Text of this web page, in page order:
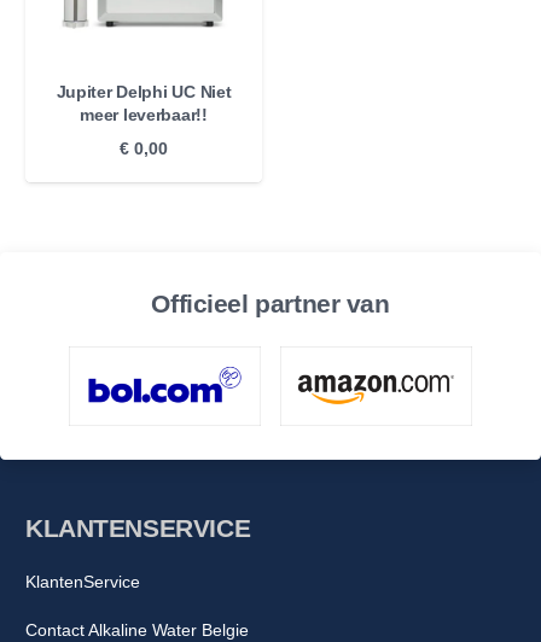
Jupiter Delphi UC Niet
meer leverbaar!!
€ 0,00
Officieel partner van
KLANTENSERVICE
KlantenService
Contact Alkaline Water Belgie